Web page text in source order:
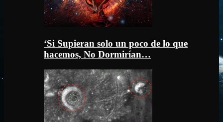
‘Si Supieran solo un poco de lo que
hacemos, No Dormirían…